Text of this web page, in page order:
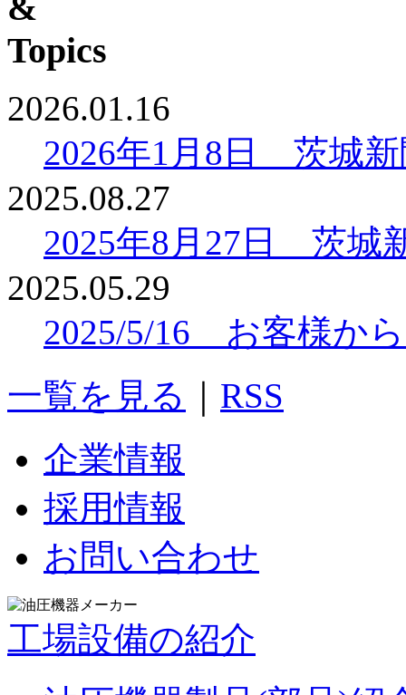
2026.01.16
2026年1月8日 茨城
2025.08.27
2025年8月27日 茨城
2025.05.29
2025/5/16 お客様か
一覧を見る
RSS
企業情報
採用情報
お問い合わせ
工場設備の紹介